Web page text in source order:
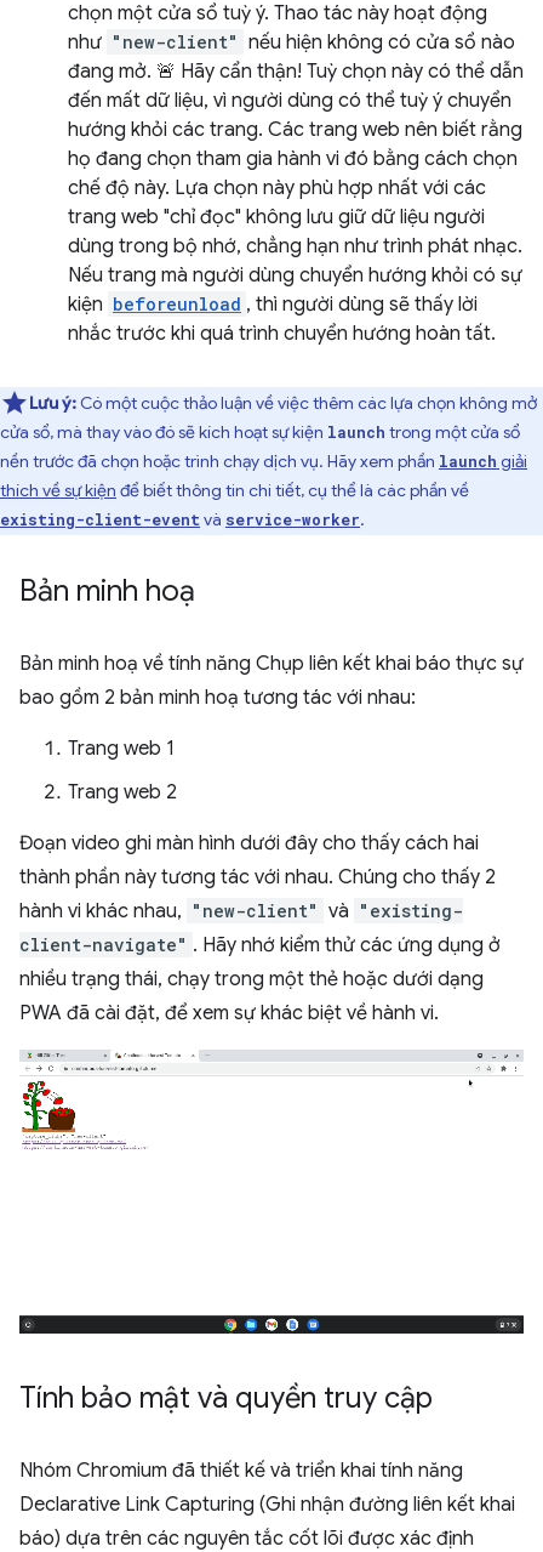
chọn một cửa sổ tuỳ ý. Thao tác này hoạt động
như "new-client" nếu hiện không có cửa sổ nào
đang mở. 🚨 Hãy cẩn thận! Tuỳ chọn này có thể dẫn
đến mất dữ liệu, vì người dùng có thể tuỳ ý chuyển
hướng khỏi các trang. Các trang web nên biết rằng
họ đang chọn tham gia hành vi đó bằng cách chọn
chế độ này. Lựa chọn này phù hợp nhất với các
trang web "chỉ đọc" không lưu giữ dữ liệu người
dùng trong bộ nhớ, chẳng hạn như trình phát nhạc.
Nếu trang mà người dùng chuyển hướng khỏi có sự
kiện beforeunload , thì người dùng sẽ thấy lời
nhắc trước khi quá trình chuyển hướng hoàn tất.
Lưu ý: Có một cuộc thảo luận về việc thêm các lựa chọn không mở
cửa sổ, mà thay vào đó sẽ kích hoạt sự kiện launch trong một cửa sổ
nền trước đã chọn hoặc trình chạy dịch vụ. Hãy xem phần launch giải
thích về sự kiện để biết thông tin chi tiết, cụ thể là các phần về
existing-client-event và service-worker.
Bản minh hoạ
Bản minh hoạ về tính năng Chụp liên kết khai báo thực sự
bao gồm 2 bản minh hoạ tương tác với nhau:
Trang web 1
Trang web 2
Đoạn video ghi màn hình dưới đây cho thấy cách hai
thành phần này tương tác với nhau. Chúng cho thấy 2
hành vi khác nhau, "new-client" và "existing-
client-navigate" . Hãy nhớ kiểm thử các ứng dụng ở
nhiều trạng thái, chạy trong một thẻ hoặc dưới dạng
PWA đã cài đặt, để xem sự khác biệt về hành vi.
Tính bảo mật và quyền truy cập
Nhóm Chromium đã thiết kế và triển khai tính năng
Declarative Link Capturing (Ghi nhận đường liên kết khai
báo) dựa trên các nguyên tắc cốt lõi được xác định